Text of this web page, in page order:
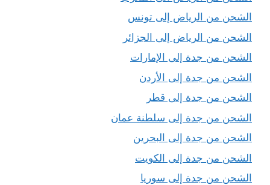
الشحن من الرياض إلى تونس
الشحن من الرياض إلى الجزائر
الشحن من جدة إلى الإمارات
الشحن من جدة إلى الأردن
الشحن من جدة إلى قطر
الشحن من جدة إلى سلطنة عمان
الشحن من جدة إلى البحرين
الشحن من جدة إلى الكويت
الشحن من جدة إلى سوريا